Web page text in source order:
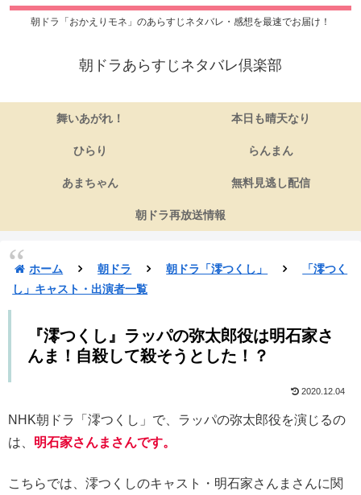
朝ドラ「おかえりモネ」のあらすじネタバレ・感想を最速でお届け！
朝ドラあらすじネタバレ倶楽部
舞いあがれ！ 本日も晴天なり
ひらり らんまん
あまちゃん 無料見逃し配信
朝ドラ再放送情報
ホーム 朝ドラ 朝ドラ「澪つくし」
「澪つく
し」キャスト・出演者一覧
『澪つくし』ラッパの弥太郎役は明石家さ
んま！自殺して殺そうとした！？
2020.12.04
NHK朝ドラ「澪つくし」で、ラッパの弥太郎役を演じるの
は、 明石家さんまさんです。
こちらでは、澪つくしのキャスト・明石家さんまさんに関